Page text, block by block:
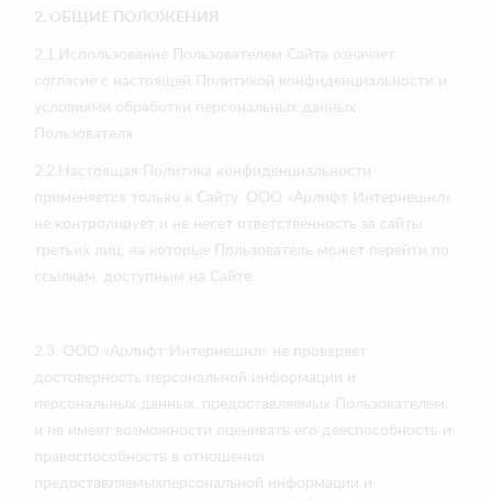
2. ОБЩИЕ ПОЛОЖЕНИЯ
2.1.Использование Пользователем Сайта означает
согласие с настоящей Политикой конфиденциальности и
условиями обработки персональных данных
Пользователя.
2.2.Настоящая Политика конфиденциальности
применяется только к Сайту. ООО «Арлифт Интернешнл»
не контролирует и не несет ответственность за сайты
третьих лиц, на которые Пользователь может перейти по
ссылкам, доступным на Сайте.
2.3. ООО «Арлифт Интернешнл» не проверяет
достоверность персональной информации и
персональных данных, предоставляемых Пользователем,
и не имеет возможности оценивать его дееспособность и
правоспособность в отношении
предоставляемыхперсональной информации и